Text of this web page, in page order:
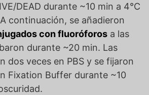
DEAD durante ~10 min a 4°C
continuación, se añadieron
con fluoróforos a las
durante ~20 min. Las
dos veces en PBS y se fijaron
Fixation Buffer durante ~10